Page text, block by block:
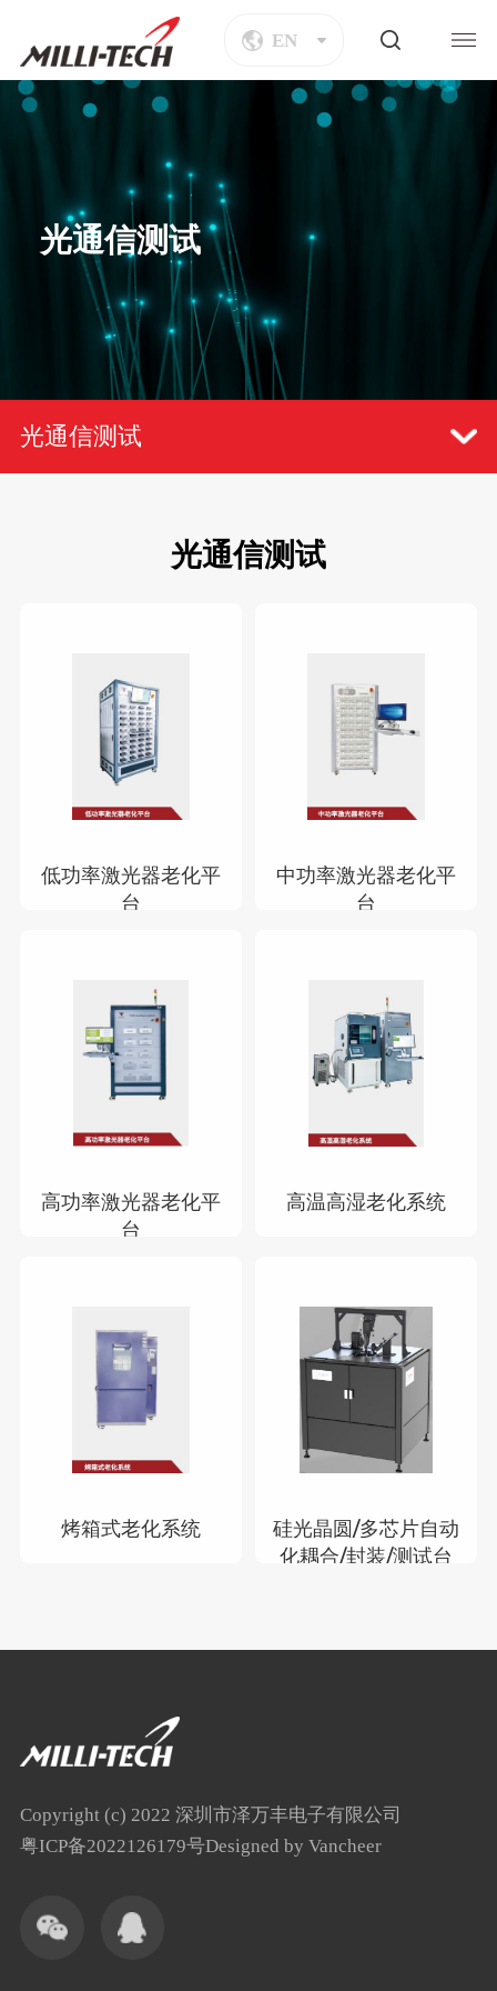
EN
光通信测试
光通信测试
光通信测试
低功率激光器老化平
台
中功率激光器老化平
台
高功率激光器老化平
台
高温高湿老化系统
烤箱式老化系统
硅光晶圆/多芯片自动
化耦合/封装/测试台
Copyright (c) 2022 深圳市泽万丰电子有限公司
粤ICP备2022126179号Designed by Vancheer